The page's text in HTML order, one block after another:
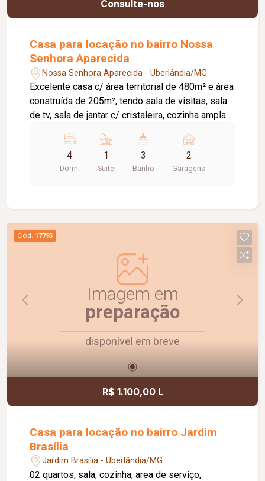
Consulte-nos
Casa para locação no bairro Nossa
Senhora Aparecida
Nossa Senhora Aparecida - Uberlândia/MG
Excelente casa c/ área territorial de 480m² e área
construída de 205m², tendo sala de visitas, sala
de tv, sala de jantar c/ cristaleira, cozinha ampla
armários e box em vidro temperado), banheiro
social c/ box em vidro temperado, lavanderia,
edícula c/ lavanderia, dependência completa de
4
Dorm.
1
Suite
3
Banho
2
Garagens
Cód. 17795
Imagem em
preparação
disponível em breve
R$ 1.100,00 L
Casa para locação no bairro Jardim
Brasília
Jardim Brasília - Uberlândia/MG
02 quartos, sala, cozinha, area de serviço,